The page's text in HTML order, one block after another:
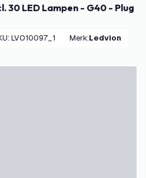
30 LED Lampen - G40 - Plug
: LVO10097_1 Merk: Ledvion